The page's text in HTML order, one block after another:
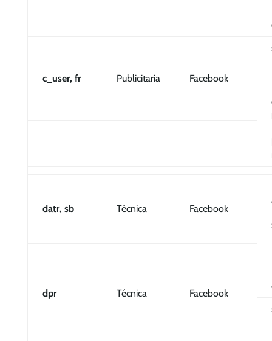
c_user, fr Publicitaria Facebook
datr, sb Técnica Facebook
dpr Técnica Facebook